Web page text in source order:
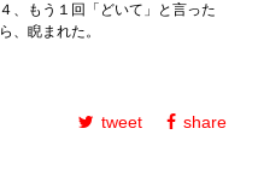
４、もう１回「どいて」と言った
ら、睨まれた。
tweet share